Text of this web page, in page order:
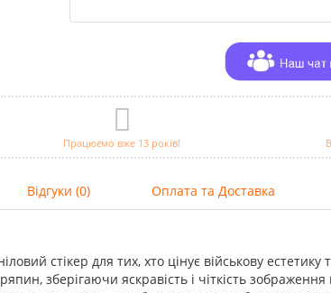
Працюємо вже 13 років!
Відгуки (0) Оплата та Доставка
стікер для тих, хто цінує військову
зберігаючи яскравість і чіткість зображення